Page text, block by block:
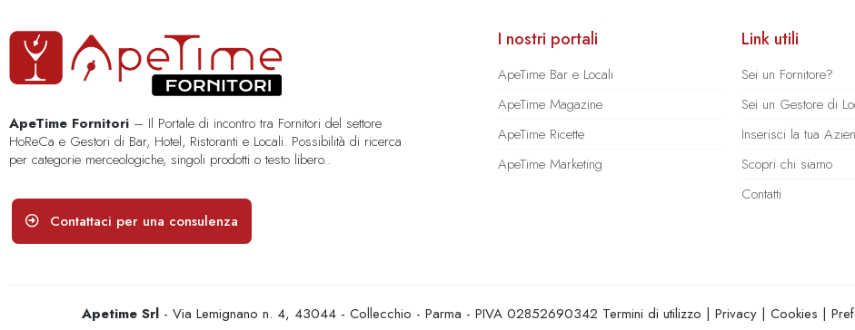
ApeTime Fornitori – Il Portale di incontro tra Fornitori del settore
HoReCa e Gestori di Bar, Hotel, Ristoranti e Locali. Possibilità di ricerca
per categorie merceologiche, singoli prodotti o testo libero..
Contattaci per una consulenza
I nostri portali
ApeTime Bar e Locali
ApeTime Magazine
ApeTime Ricette
ApeTime Marketing
Link utili
Sei un Fornitore?
Sei un Gestore di
Inserisci la tua
Scopri chi siamo
Contatti
Apetime Srl - Via Lemignano n. 4, 43044 - Collecchio - Parma - PIVA 02852690342 Termini di utilizzo | Privacy | Cookies |